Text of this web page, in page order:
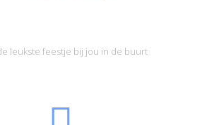
leukste feestje bij jou in de buurt